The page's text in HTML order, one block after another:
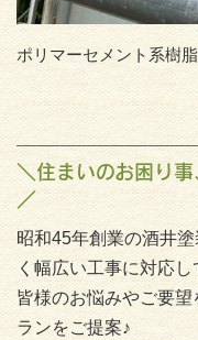
ポリマーセメント系樹
＼住まいのお困り
／
昭和45年創業の酒井
く幅広い工事に対応し
皆様のお悩みやご要
ランをご提案♪